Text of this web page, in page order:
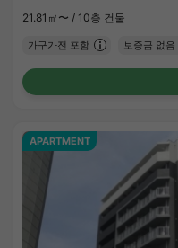
21.81㎡〜 / 10층 건물
가구가전 포함 보증금 없음
APARTMENT